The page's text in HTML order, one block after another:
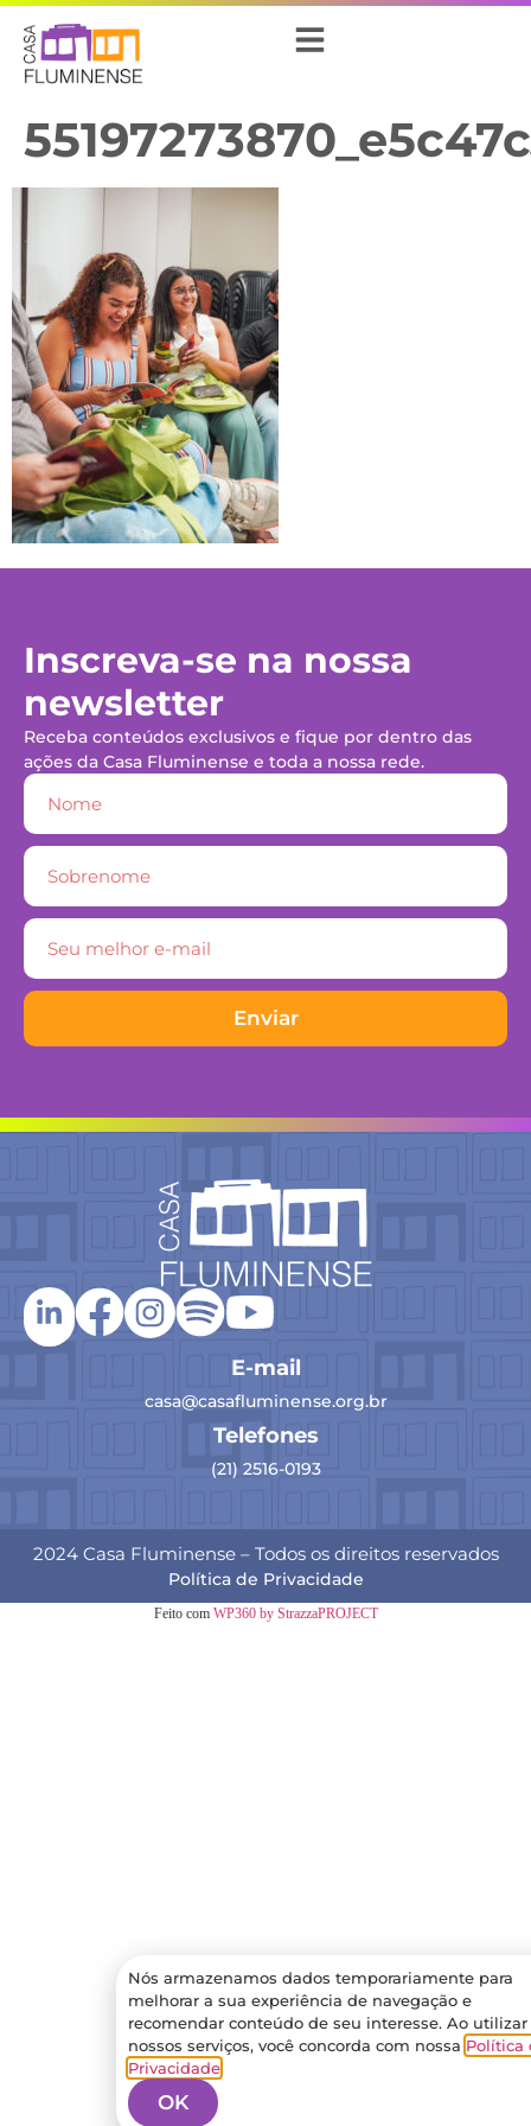
Inscreva-se na nossa
newsletter
Receba conteúdos exclusivos e fique por dentro das
ações da Casa Fluminense e toda a nossa rede.
Enviar
E-mail
casa@casafluminense.org.br
Telefones
(21) 2516-0193
2024 Casa Fluminense – Todos os direitos reservados
Política de Privacidade
Feito com WP360 by StrazzaPROJECT
Nós armazenamos dados temporariamente para
melhorar a sua experiência de navegação e
recomendar conteúdo de seu interesse. Ao utilizar
nossos serviços, você concorda com nossa Política
Privacidade.
OK